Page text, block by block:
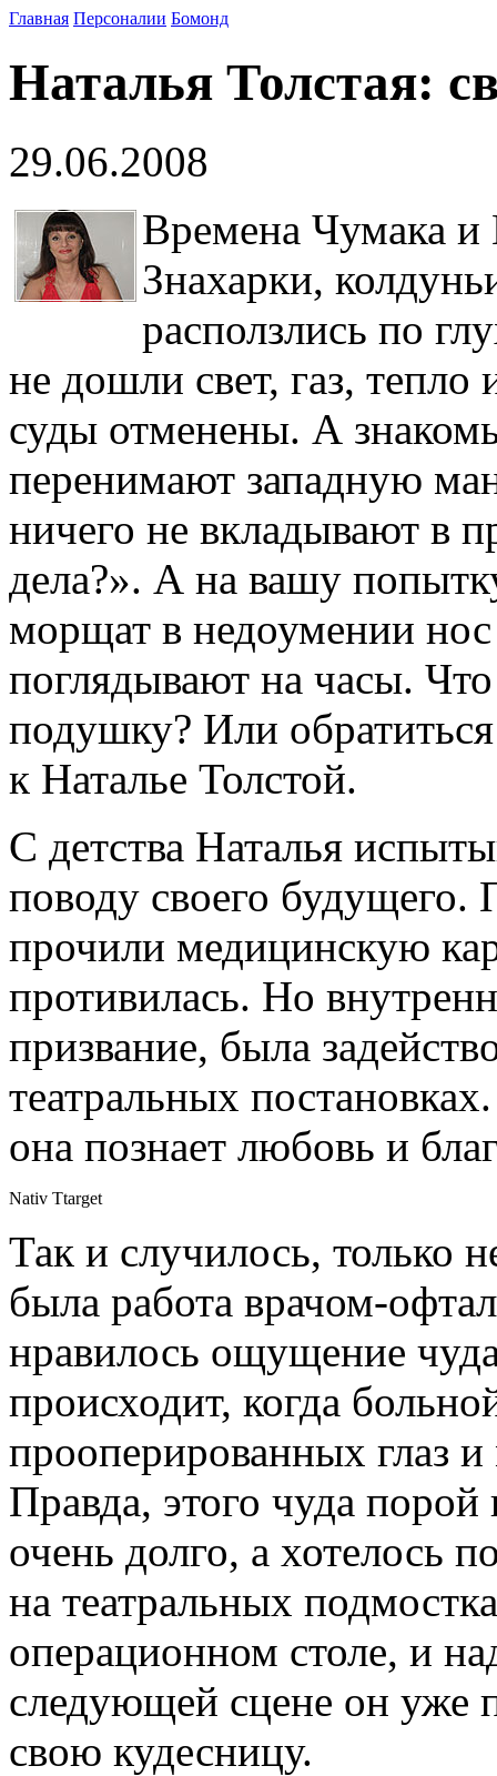
Главная Персоналии Бомонд
Наталья Толстая:
29.06.2008
Времена Чумака и
Знахарки,
расползлись по
не дошли свет, газ, тепло
суды отменены. А
перенимают западную
ничего не вкладывают в
дела?». А на вашу
морщат в недоумении
поглядывают на часы.
подушку? Или
к Наталье Толстой.
С детства Наталья
поводу своего
прочили медицинскую
противилась. Но
призвание, была
театральных
она познает любовь и
Nativ Ttarget
Так и случилось, только
была работа врачом-
нравилось ощущение
происходит, когда
прооперированных глаз
Правда, этого чуда
очень долго, а хотелось
на театральных
операционном столе, и
следующей сцене он уже
свою кудесницу.